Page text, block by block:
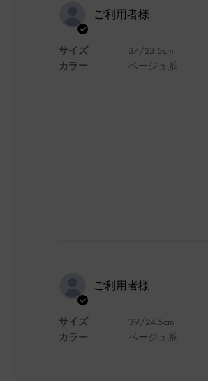
ご利用者様
サイズ
カラー
37/23.5cm
ベージュ系
ご利用者様
サイズ
カラー
39/24.5cm
ベージュ系